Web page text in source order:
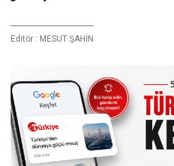
Editör : MESUT ŞAHİN